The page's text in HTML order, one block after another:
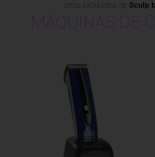
otros productos de Sculp
MÁQUINAS DE